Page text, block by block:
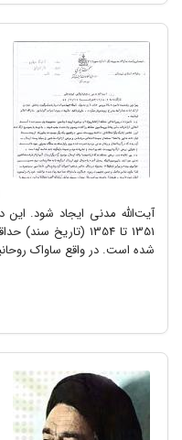
آیت‌الله مدنی ایجاد شود. این
1351 تا 1354 (تاریخ
شده است. در واقع ساواک